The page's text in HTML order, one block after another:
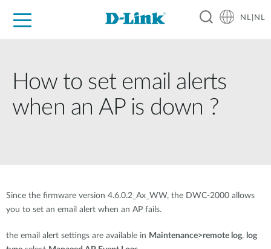
NL|NL
How to set email alerts
when an AP is down ?
Since the firmware version 4.6.0.2_Ax_WW, the DWC-2000 allows
you to set an email alert when an AP fails.
the email alert settings are available in Maintenance>remote log, log